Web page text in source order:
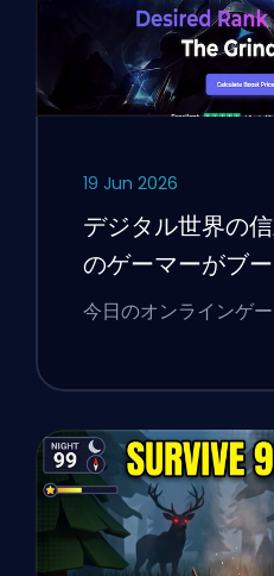
19 Jun 2026
デジタル世界の
のゲーマーがブ
ットフォームの
今日のオンラインゲ